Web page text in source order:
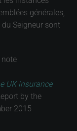
générales,
Seigneur sont
note
UK insurance
by the
2015